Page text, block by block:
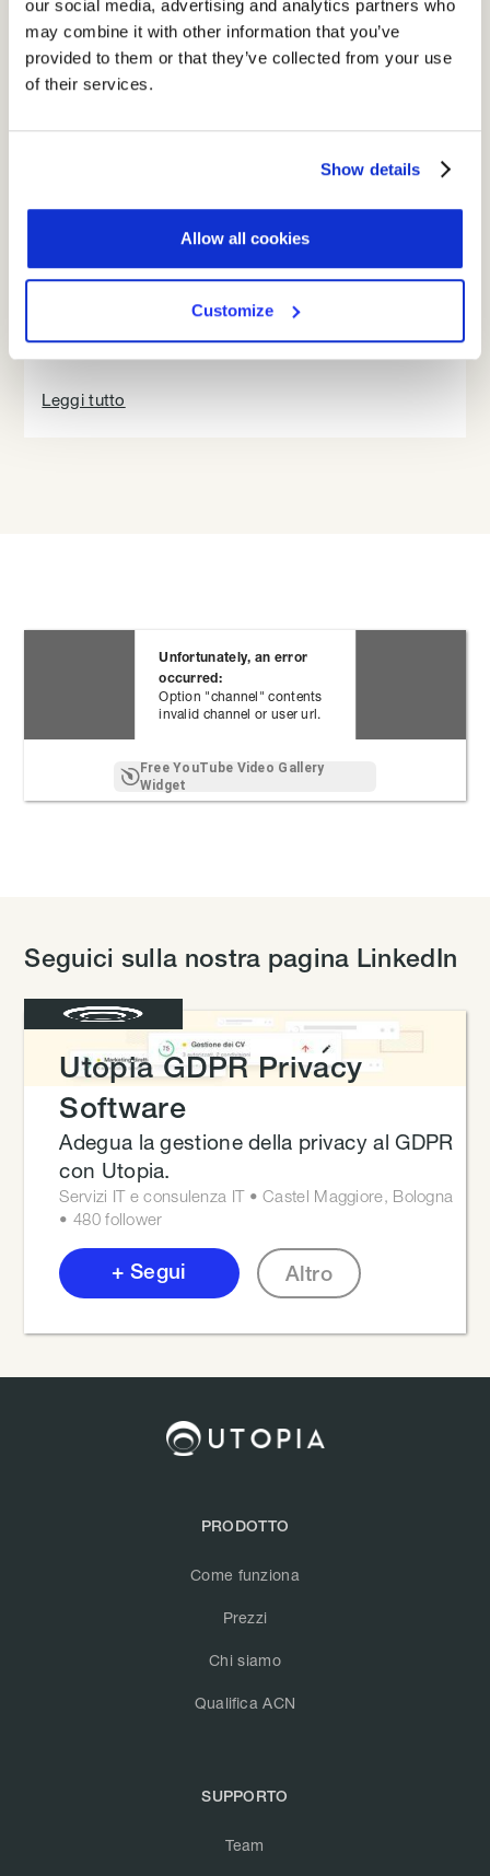
our social media, advertising and analytics partners who
may combine it with other information that you’ve
provided to them or that they’ve collected from your use
of their services.
Show details
Allow all cookies
Customize
GDPR e HR: come tutelare i dati dei
dipendenti con il software giusto
Leggi tutto
Unfortunately, an error
occurred:
Option "channel" contents
invalid channel or user url.
Free YouTube Video Gallery
Widget
Seguici sulla nostra pagina LinkedIn
Utopia GDPR Privacy
Software
Adegua la gestione della privacy al GDPR
con Utopia.
Servizi IT e consulenza IT • Castel Maggiore, Bologna
• 480 follower
+ Segui Altro
PRODOTTO
Come funziona
Prezzi
Chi siamo
Qualifica ACN
SUPPORTO
Team